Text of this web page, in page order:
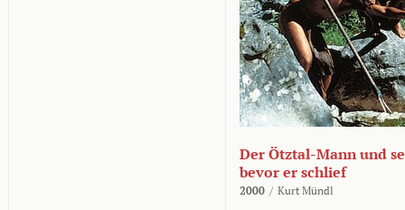
Der Ötztal-Mann und
bevor er schlief
2000 / Kurt Mündl